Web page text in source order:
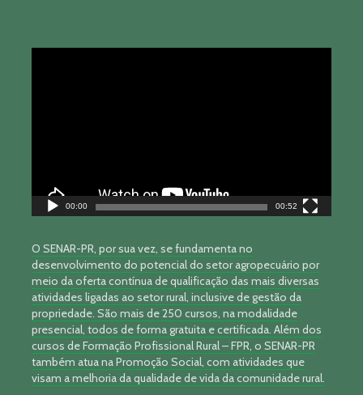
00:00 00:52
O SENAR-PR, por sua vez, se fundamenta no
desenvolvimento do potencial do setor agropecuário por
meio da oferta contínua de qualificação das mais diversas
atividades ligadas ao setor rural, inclusive de gestão da
propriedade. São mais de 250 cursos, na modalidade
presencial, todos de forma gratuita e certificada. Além dos
cursos de Formação Profissional Rural – FPR, o SENAR-PR
também atua na Promoção Social, com atividades que
visam a melhoria da qualidade de vida da comunidade rural.